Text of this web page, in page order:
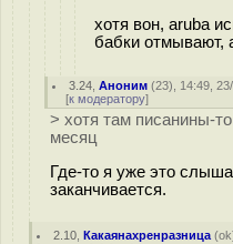
хотя вон, aruba
бабки отмывают,
3.24 ,Аноним (23), 14:49,
[к модератору]
> хотя там писанины-
месяц
Где-то я уже это
заканчивается.
2.10 ,Какаянахренразница (ok